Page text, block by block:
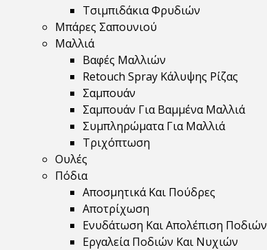
Τσιμπιδάκια Φρυδιών
Μπάρες Σαπουνιού
Μαλλιά
Βαφές Μαλλιών
Retouch Spray Κάλυψης Ρίζας
Σαμπουάν
Σαμπουάν Για Βαμμένα Μαλλιά
Συμπληρώματα Για Μαλλιά
Τριχόπτωση
Ουλές
Πόδια
Αποσμητικά Και Πούδρες
Αποτρίχωση
Ενυδάτωση Και Απολέπιση Ποδιών
Εργαλεία Ποδιών Και Νυχιών